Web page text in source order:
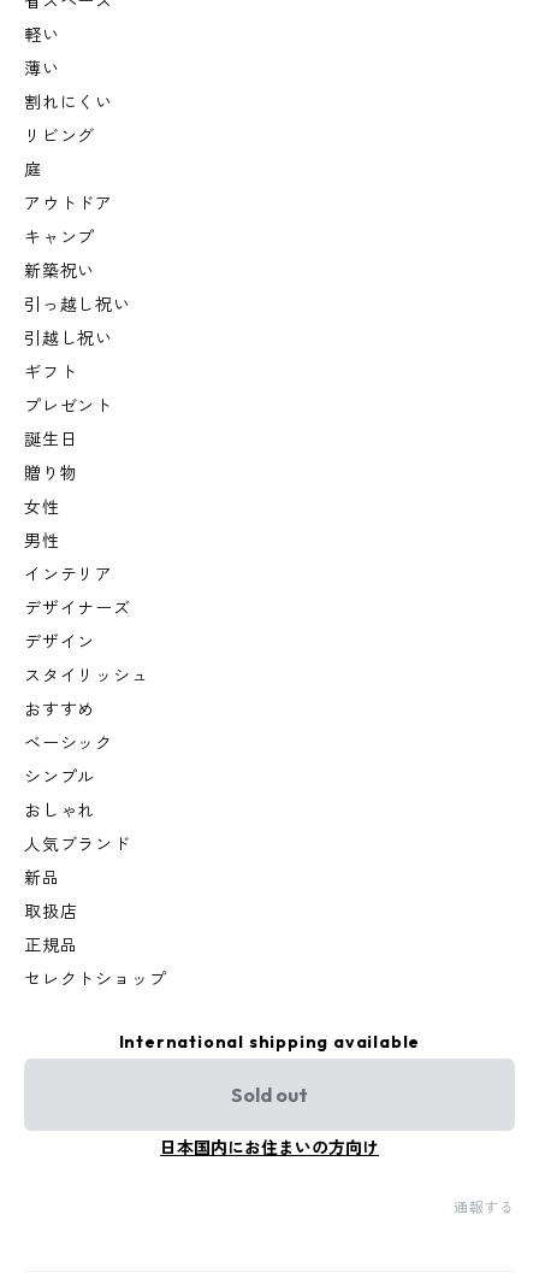
軽い
薄い
割れにくい
リビング
庭
アウトドア
キャンプ
新築祝い
引っ越し祝い
引越し祝い
ギフト
プレゼント
誕生日
贈り物
女性
男性
インテリア
デザイナーズ
デザイン
スタイリッシュ
おすすめ
ベーシック
シンプル
おしゃれ
人気ブランド
新品
取扱店
正規品
セレクトショップ
International shipping available
Sold out
日本国内にお住まいの方向け
通報する